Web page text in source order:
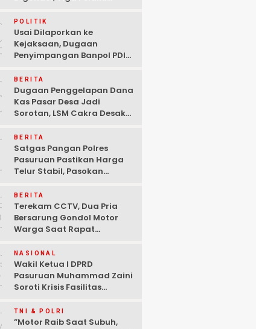
Pasuruan
POLITIK
Usai Dilaporkan ke
Kejaksaan, Dugaan
Penyimpangan Banpol PDIP
Tuntas “6 Eks Ketua PAC
Cabut Laporan”
BERITA
Dugaan Penggelapan Dana
Kas Pasar Desa Jadi
Sorotan, LSM Cakra Desak
BERITA
Satgas Pangan Polres
Pasuruan Pastikan Harga
Telur Stabil, Pasokan
Kekhawatiran Fluktuasi
BERITA
Terekam CCTV, Dua Pria
Bersarung Gondol Motor
Warga Saat Rapat
NASIONAL
Wakil Ketua I DPRD
Pasuruan Muhammad Zaini
Soroti Krisis Fasilitas
Anggaran
TNI & POLRI
‎”Motor Raib Saat Subuh,